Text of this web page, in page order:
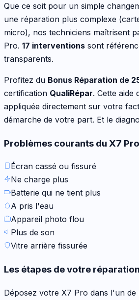
Que ce soit pour un simple
une réparation plus complexe
micro), nos techniciens maîtrisent
Pro. 17 interventions sont
transparents.
Profitez du Bonus Réparation de
certification QualiRépar. Cette aide
appliquée directement sur votre
démarche de votre part. Et le
Problèmes courants du X7 Pro
Écran cassé ou fissuré
Ne charge plus
Batterie qui ne tient plus
A pris l'eau
Appareil photo flou
Plus de son
Vitre arrière fissurée
Les étapes de votre réparation
Déposez votre X7 Pro dans l'un de